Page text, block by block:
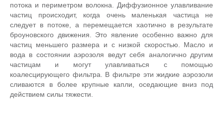
потока и периметром волокна. Диффузионное улавливание
частиц происходит, когда очень маленькая частица не
следует в потоке, а перемещается хаотично в результате
броуновского движения. Это явление особенно важно для
частиц меньшего размера и с низкой скоростью. Масло и
вода в состоянии аэрозоля ведут себя аналогично другим
частицам и могут улавливаться с помощью
коалесцирующего фильтра. В фильтре эти жидкие аэрозоли
сливаются в более крупные капли, оседающие вниз под
действием силы тяжести.